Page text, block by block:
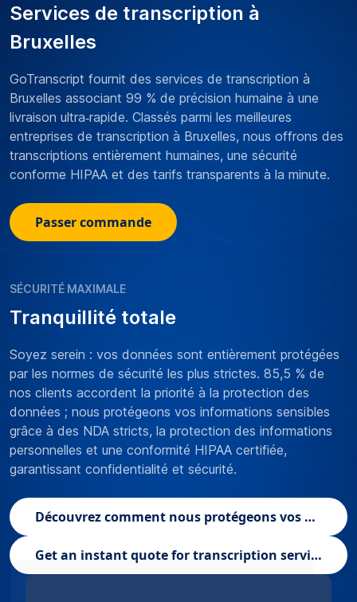
Services de transcription à
Bruxelles
GoTranscript fournit des services de transcription à
Bruxelles associant 99 % de précision humaine à une
livraison ultra‑rapide. Classés parmi les meilleures
entreprises de transcription à Bruxelles, nous offrons des
transcriptions entièrement humaines, une sécurité
conforme HIPAA et des tarifs transparents à la minute.
Passer commande
SÉCURITÉ MAXIMALE
Tranquillité totale
Soyez serein : vos données sont entièrement protégées
par les normes de sécurité les plus strictes. 85,5 % de
nos clients accordent la priorité à la protection des
données ; nous protégeons vos informations sensibles
grâce à des NDA stricts, la protection des informations
personnelles et une conformité HIPAA certifiée,
garantissant confidentialité et sécurité.
Découvrez comment nous protégeons vos données
Get an instant quote for transcription services